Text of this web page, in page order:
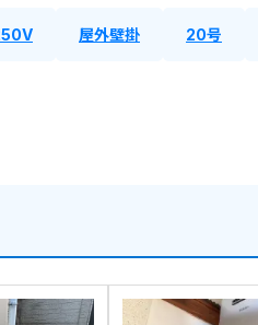
屋外壁掛 20号